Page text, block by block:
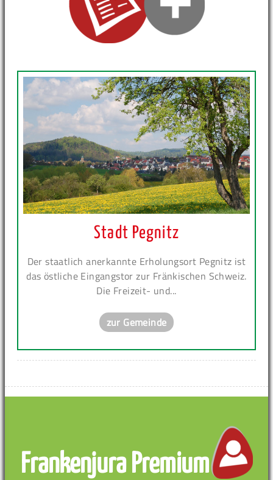
Stadt Pegnitz
Der staatlich anerkannte Erholungsort Pegnitz ist
das östliche Eingangstor zur Fränkischen Schweiz.
Die Freizeit- und...
zur Gemeinde
Frankenjura Premium